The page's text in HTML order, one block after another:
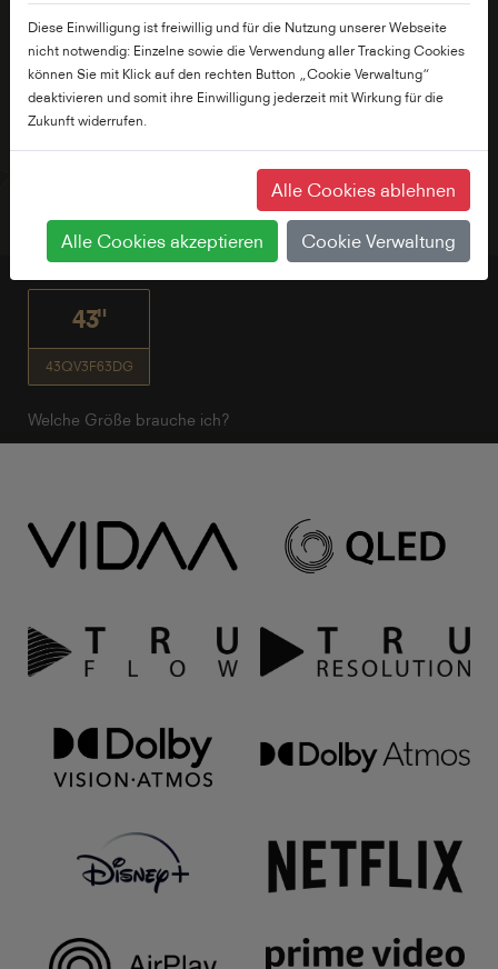
43"
43QV3F63DG
Welche Größe brauche ich?
Diese Einwilligung ist freiwillig und für die Nutzung unserer Webseite
nicht notwendig: Einzelne sowie die Verwendung aller Tracking Cookies
können Sie mit Klick auf den rechten Button „Cookie Verwaltung“
deaktivieren und somit ihre Einwilligung jederzeit mit Wirkung für die
Zukunft widerrufen.
Alle Cookies ablehnen
Alle Cookies akzeptieren Cookie Verwaltung